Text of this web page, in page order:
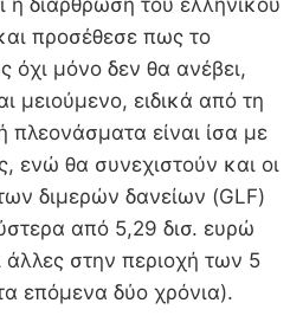
προσέθεσε πως το
όχι μόνο δεν θα ανέβει,
μειούμενο, ειδικά από τη
πλεονάσματα είναι ίσα με
ενώ θα συνεχιστούν και οι
διμερών δανείων (GLF)
από 5,29 δισ. ευρώ
άλλες στην περιοχή των 5
επόμενα δύο χρόνια).